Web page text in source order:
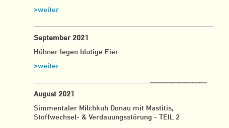
>weiter
September 2021
Hühner legen blutige Eier...
>weiter
August 2021
Simmentaler Milchkuh Donau mit Mastitis,
Stoffwechsel- & Verdauungsstörung - TEIL 2